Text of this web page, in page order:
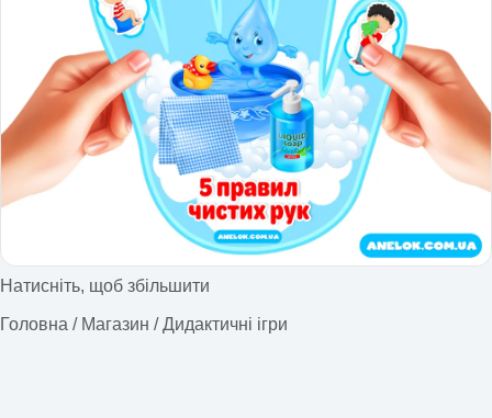
Натисніть, щоб збільшити
Головна / Магазин / Дидактичні ігри